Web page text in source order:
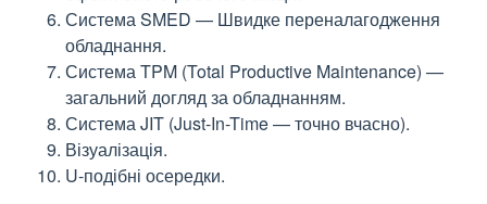
Система SMED — Швидке переналагодження
обладнання.
Система TPM (Total Productive Maintenance) —
загальний догляд за обладнанням.
Система JIT (Just-In-Time — точно вчасно).
Візуалізація.
U-подібні осередки.